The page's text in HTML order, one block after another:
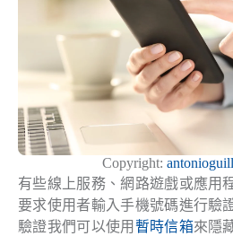
Copyright:
有些線上服務、網路遊戲或應用
要求使用者輸入手機號碼進行驗
驗證我們可以使用 暫時信箱來隱